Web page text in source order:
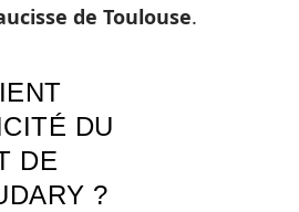
de Toulouse.
DU
DE
?